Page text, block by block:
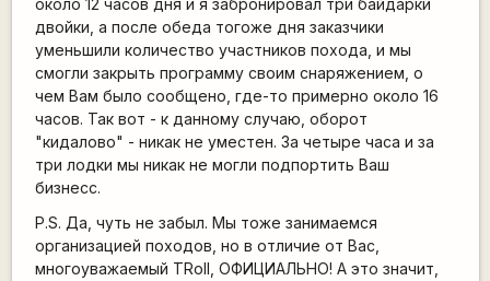
около 12 часов дня и я забронировал три байдарки
двойки, а после обеда тогоже дня заказчики
уменьшили количество участников похода, и мы
смогли закрыть программу своим снаряжением, о
чем Вам было сообщено, где-то примерно около 16
часов. Так вот - к данному случаю, оборот
"кидалово" - никак не уместен. За четыре часа и за
три лодки мы никак не могли подпортить Ваш
бизнесс.
P.S. Да, чуть не забыл. Мы тоже занимаемся
организацией походов, но в отличие от Вас,
многоуважаемый TRoll, ОФИЦИАЛЬНО! А это значит,